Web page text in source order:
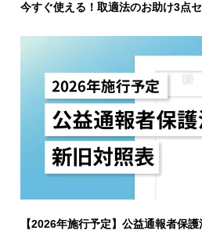
今すぐ使える！取適法のお助け3点
【2026年施行予定】公益通報者保